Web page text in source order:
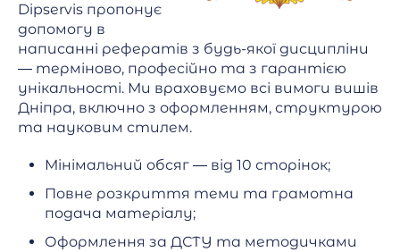
Dipservis пропонує
допомогу в
написанні рефератів з будь-якої дисципліни
— терміново, професійно та з гарантією
унікальності. Ми враховуємо всі вимоги вишів
Дніпра, включно з оформленням, структурою
та науковим стилем.
Мінімальний обсяг — від 10 сторінок;
Повне розкриття теми та грамотна
подача матеріалу;
Оформлення за ДСТУ та методичками